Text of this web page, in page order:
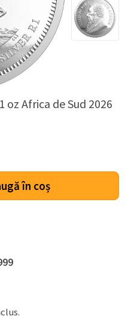
Africa de Sud 2026
în coș